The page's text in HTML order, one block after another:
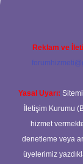
Reklam ve
Yasal Uyarı:
İletişim Kurumu
hizmet
denetleme veya
üyelerimiz